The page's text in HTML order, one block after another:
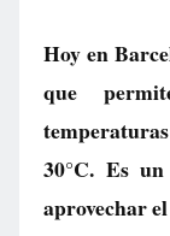
Hoy en
que
30°C. Es
aprovechar